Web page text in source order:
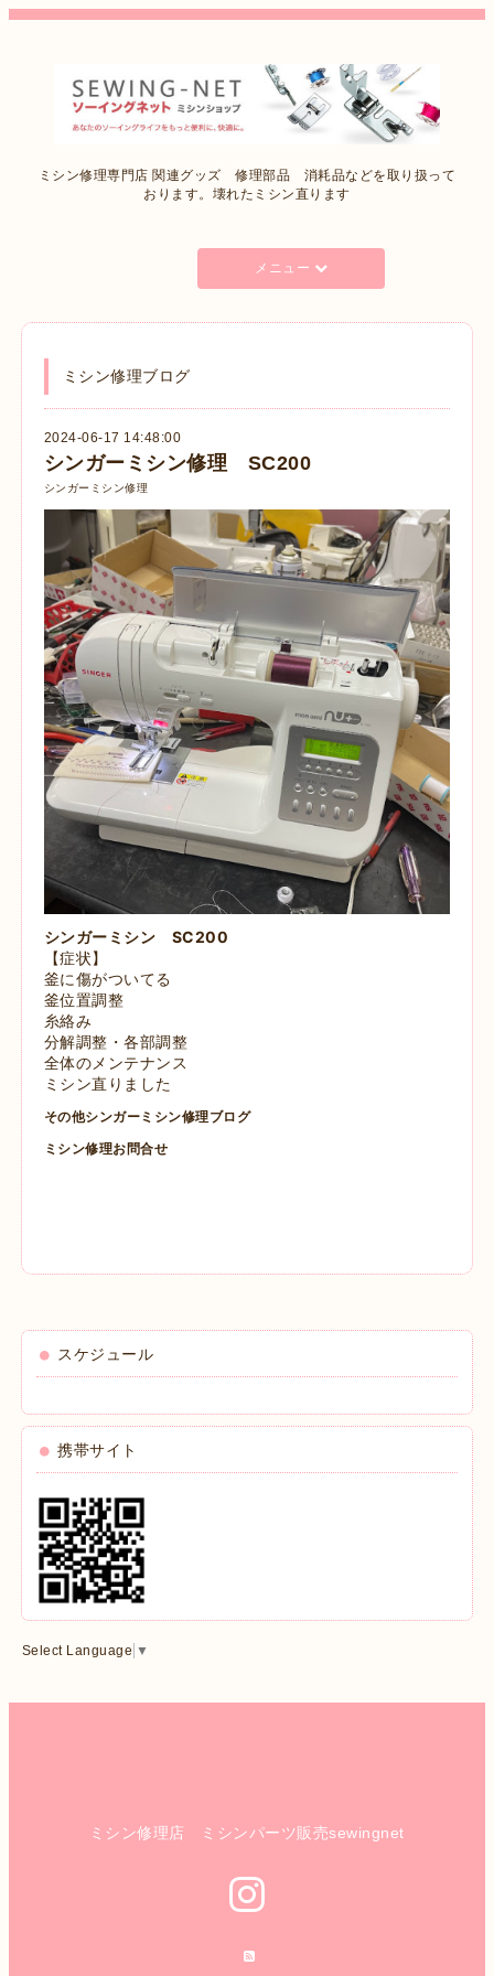
ミシン修理専門店 関連グッズ 修理部品 消耗品などを取り扱って
おります。壊れたミシン直ります
メニュー
ミシン修理ブログ
2024-06-17 14:48:00
シンガーミシン修理 SC200
シンガーミシン修理
シンガーミシン SC200
【症状】
釜に傷がついてる
釜位置調整
糸絡み
分解調整・各部調整
全体のメンテナンス
ミシン直りました
その他シンガーミシン修理ブログ
ミシン修理お問合せ
スケジュール
携帯サイト
Select Language ▼
ミシン修理店 ミシンパーツ販売sewingnet